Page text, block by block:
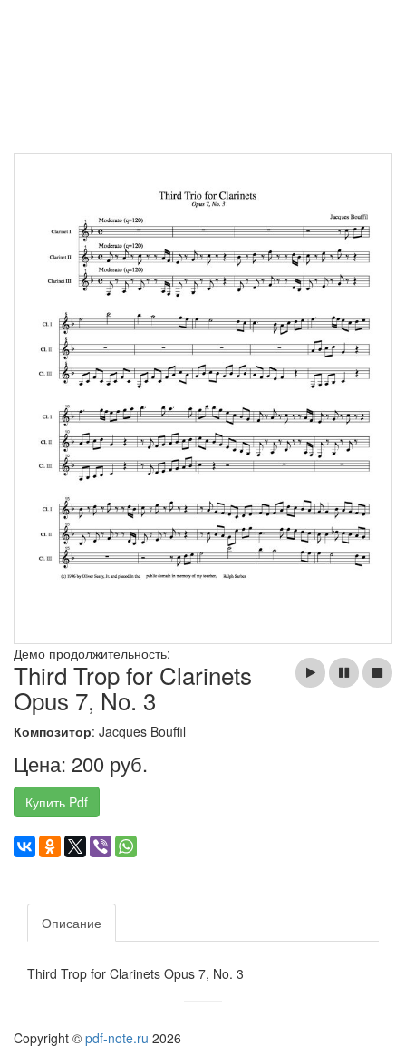
Демо продолжительность:
Third Trop for Clarinets
Opus 7, No. 3
Композитор: Jacques Bouffil
Цена: 200 руб.
Купить Pdf
Описание
Third Trop for Clarinets Opus 7, No. 3
Copyright © pdf-note.ru 2026